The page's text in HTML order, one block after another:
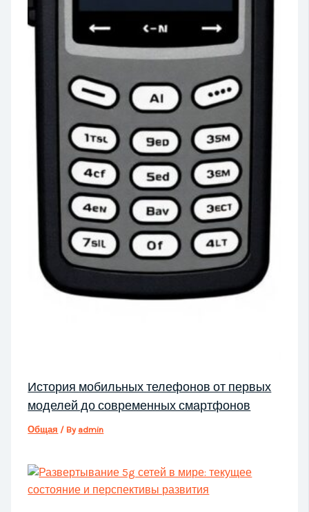
История мобильных телефонов от первых
моделей до современных смартфонов
Общая / By admin